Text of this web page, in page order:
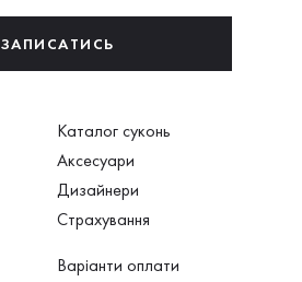
ЗАПИСАТИСЬ
Каталог суконь
Аксесуари
Дизайнери
Страхування
Варіанти оплати